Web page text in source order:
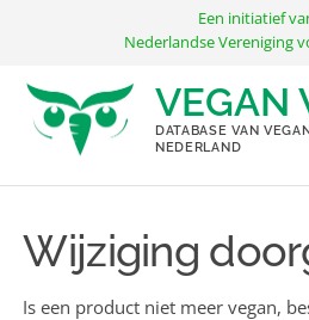
inhoud
Een initiatief
Nederlandse Vereniging
VEGAN
DATABASE VAN
NEDERLAND
Wijziging
Is een product niet meer vegan,